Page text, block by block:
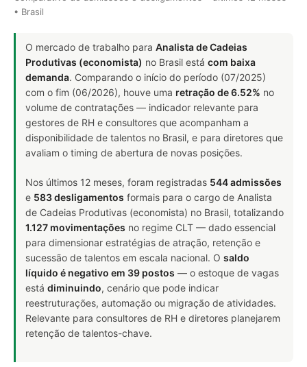
• Brasil
O mercado de trabalho para Analista de Cadeias
Produtivas (economista) no Brasil está com baixa
demanda. Comparando o início do período (07/2025)
com o fim (06/2026), houve uma retração de 6.52% no
volume de contratações — indicador relevante para
gestores de RH e consultores que acompanham a
disponibilidade de talentos no Brasil, e para diretores que
avaliam o timing de abertura de novas posições.
Nos últimos 12 meses, foram registradas 544 admissões
e 583 desligamentos formais para o cargo de Analista
de Cadeias Produtivas (economista) no Brasil, totalizando
1.127 movimentações no regime CLT — dado essencial
para dimensionar estratégias de atração, retenção e
sucessão de talentos em escala nacional. O saldo
líquido é negativo em 39 postos — o estoque de vagas
está diminuindo, cenário que pode indicar
reestruturações, automação ou migração de atividades.
Relevante para consultores de RH e diretores planejarem
retenção de talentos-chave.